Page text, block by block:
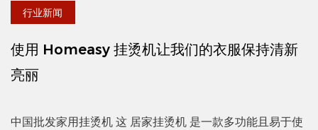
行业新闻
使用 Homeasy 挂烫机让我们的衣服保持清新
亮丽
中国批发家用挂烫机 这 居家挂烫机 是一款多功能且易于使